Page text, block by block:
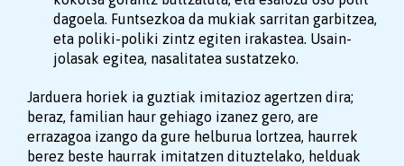
dagoela. Funtsezkoa da mukiak sarritan garbitzea,
eta poliki-poliki zintz egiten irakastea. Usain-
jolasak egitea, nasalitatea sustatzeko.
Jarduera horiek ia guztiak imitazioz agertzen dira;
beraz, familian haur gehiago izanez gero, are
errazagoa izango da gure helburua lortzea, haurrek
berez beste haurrak imitatzen dituztelako, helduak